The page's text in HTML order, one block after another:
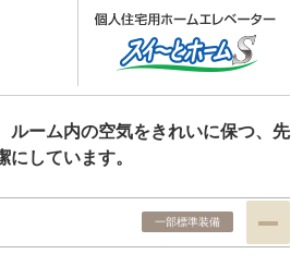
ルーム内の空気をきれいに保つ、先
しています。
一部標準装備